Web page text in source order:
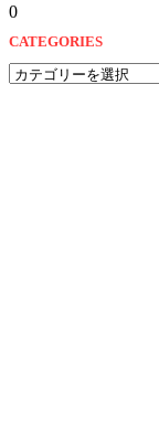
0
CATEGORIES
CATEGORIES